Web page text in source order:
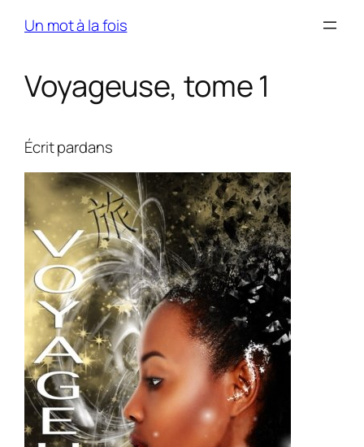
Un mot à la fois
Voyageuse, tome 1
Écrit pardans